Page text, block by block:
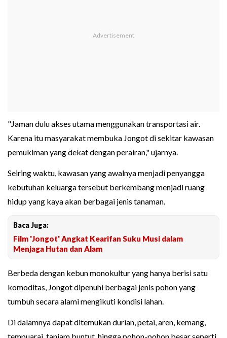
"Jaman dulu akses utama menggunakan transportasi air.
Karena itu masyarakat membuka Jongot di sekitar kawasan
pemukiman yang dekat dengan perairan," ujarnya.
Seiring waktu, kawasan yang awalnya menjadi penyangga
kebutuhan keluarga tersebut berkembang menjadi ruang
hidup yang kaya akan berbagai jenis tanaman.
Baca Juga:
Film 'Jongot' Angkat Kearifan Suku Musi dalam
Menjaga Hutan dan Alam
Berbeda dengan kebun monokultur yang hanya berisi satu
komoditas, Jongot dipenuhi berbagai jenis pohon yang
tumbuh secara alami mengikuti kondisi lahan.
Di dalamnya dapat ditemukan durian, petai, aren, kemang,